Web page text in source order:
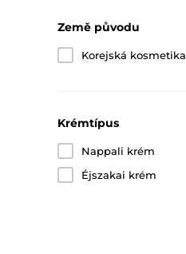
Země původu
Korejská kosmetika
Krémtípus
Nappali krém
Éjszakai krém